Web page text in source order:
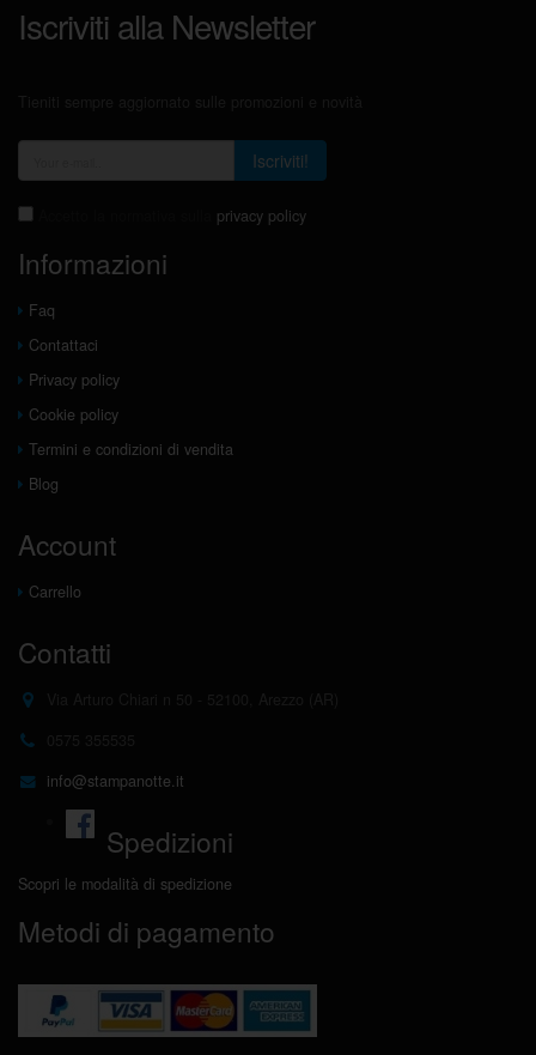
Iscriviti alla Newsletter
Iscriviti!
privacy policy
Informazioni
Faq
Contattaci
Privacy policy
Cookie policy
Termini e condizioni di vendita
Blog
Account
Carrello
Contatti
info@stampanotte.it
Spedizioni
Scopri le modalità di spedizione
Metodi di pagamento